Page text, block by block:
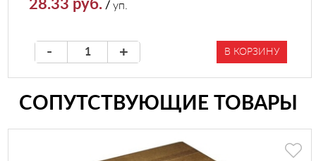
28.33 руб. /уп.
- + В КОРЗИНУ
СОПУТСТВУЮЩИЕ ТОВАРЫ